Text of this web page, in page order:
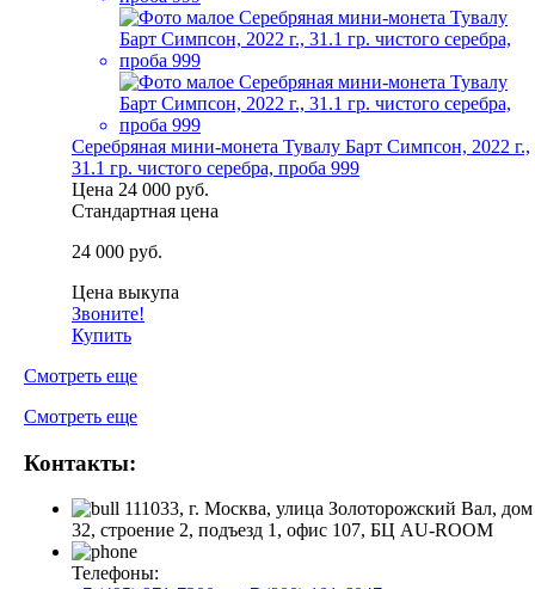
Серебряная мини-монета Тувалу Барт Симпсон, 2022 г.,
31.1 гр. чистого серебра, проба 999
Цена 24 000 руб.
Стандартная цена
24 000 руб.
Цена выкупа
Звоните!
Купить
Смотреть еще
Смотреть еще
Контакты:
111033, г. Москва, улица Золоторожский Вал, дом
32, строение 2, подъезд 1, офис 107, БЦ AU-ROOM
Телефоны: